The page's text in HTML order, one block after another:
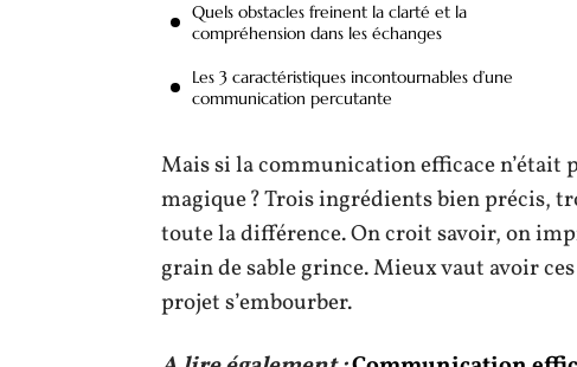
Quels obstacles freinent la clarté et la
compréhension dans les échanges
Les 3 caractéristiques incontournables d’une
communication percutante
Mais si la communication efficace n’était
magique ? Trois ingrédients bien précis,
toute la différence. On croit savoir, on
grain de sable grince. Mieux vaut avoir
projet s’embourber.